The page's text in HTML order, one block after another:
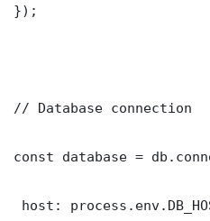
});
// Database connection
const database =
host: